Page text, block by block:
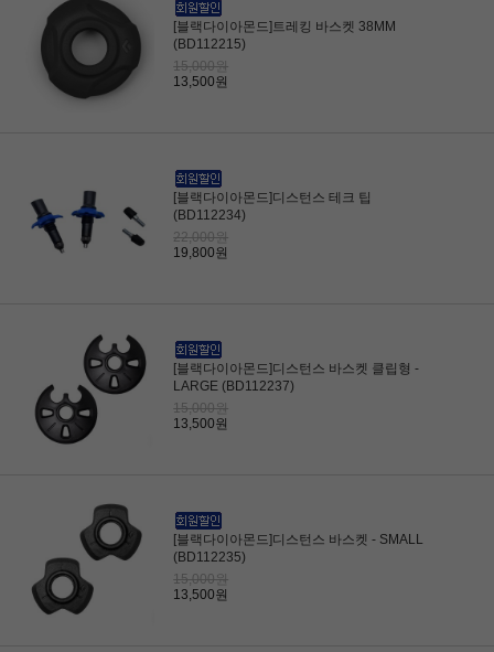
[블랙다이아몬드]트레킹 바스켓 38MM
(BD112215)
15,000원
13,500원
[블랙다이아몬드]디스턴스 테크 팁
(BD112234)
22,000원
19,800원
[블랙다이아몬드]디스턴스 바스켓 클립형 -
LARGE (BD112237)
15,000원
13,500원
[블랙다이아몬드]디스턴스 바스켓 - SMALL
(BD112235)
15,000원
13,500원